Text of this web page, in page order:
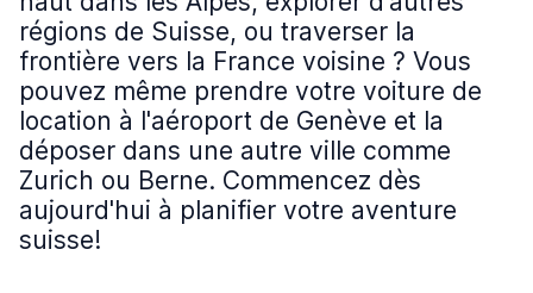
régions de Suisse, ou traverser la
frontière vers la France voisine ? Vous
pouvez même prendre votre voiture de
location à l'aéroport de Genève et la
déposer dans une autre ville comme
Zurich ou Berne. Commencez dès
aujourd'hui à planifier votre aventure
suisse!